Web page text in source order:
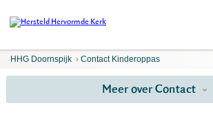
HHG Doornspijk › Contact Kinderoppas
Meer over Contact